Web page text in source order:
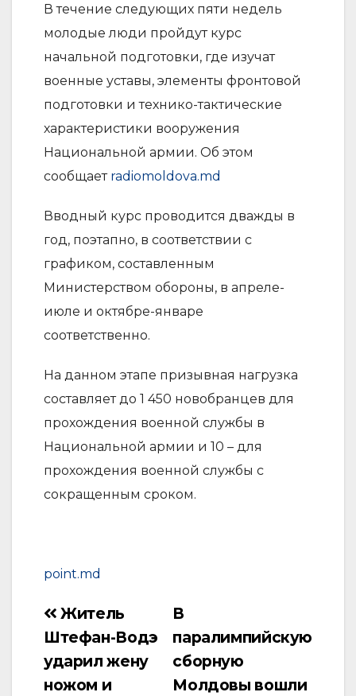
В течение следующих пяти недель
молодые люди пройдут курс
начальной подготовки, где изучат
военные уставы, элементы фронтовой
подготовки и технико-тактические
характеристики вооружения
Национальной армии. Об этом
сообщает radiomoldova.md
Вводный курс проводится дважды в
год, поэтапно, в соответствии с
графиком, составленным
Министерством обороны, в апреле-
июле и октябре-январе
соответственно.
На данном этапе призывная нагрузка
составляет до 1 450 новобранцев для
прохождения военной службы в
Национальной армии и 10 – для
прохождения военной службы с
сокращенным сроком.
point.md
Навигация
по
В
паралимпийскую
сборную
Молдовы вошли
Житель
Штефан-Водэ
ударил жену
ножом и